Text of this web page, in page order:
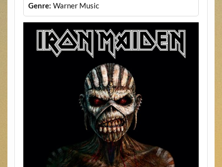
Genre: Warner Music